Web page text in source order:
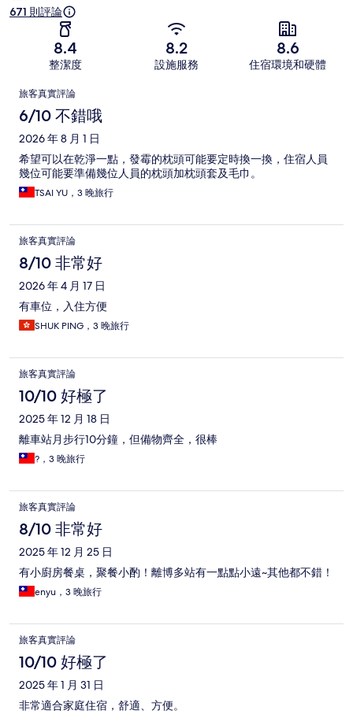
671 則評論
8.4
整潔度
8.2
設施服務
8.6
住宿環境和硬體
評
論
旅客真實評論
6/10 不錯哦
2026 年 8 月 1 日
希望可以在乾淨一點，發霉的枕頭可能要定時換一換，住宿人員
幾位可能要準備幾位人員的枕頭加枕頭套及毛巾。
TSAI YU，3 晚旅行
旅客真實評論
8/10 非常好
2026 年 4 月 17 日
有車位，入住方便
SHUK PING，3 晚旅行
旅客真實評論
10/10 好極了
2025 年 12 月 18 日
離車站月步行10分鐘，但備物齊全，很棒
?，3 晚旅行
旅客真實評論
8/10 非常好
2025 年 12 月 25 日
有小廚房餐桌，聚餐小酌！離博多站有一點點小遠~其他都不錯！
enyu，3 晚旅行
旅客真實評論
10/10 好極了
2025 年 1 月 31 日
非常適合家庭住宿，舒適、方便。